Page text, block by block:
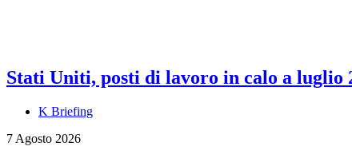
Stati Uniti, posti di lavoro in calo a luglio
K Briefing
7 Agosto 2026